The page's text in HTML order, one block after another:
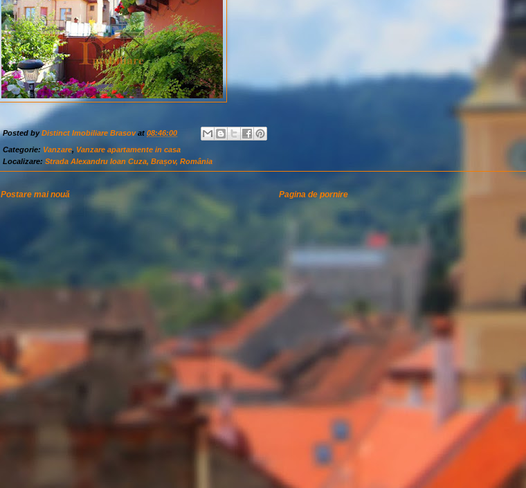
Posted byDistinct Imobiliare Brasov at 08:46:00
Categorie: Vanzare, Vanzare apartamente in casa
Localizare: Strada Alexandru Ioan Cuza, Brașov, România
Postare mai nouă Pagina de pornire